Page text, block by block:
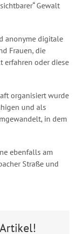
Gewalt
anonyme digitale
Frauen, die
erfahren oder diese
organisiert wurde
und als
in dem
ebenfalls am
Straße und